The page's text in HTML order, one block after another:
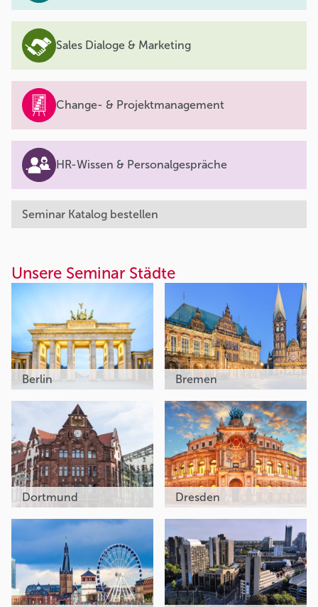
Sales Dialoge & Marketing
Change- & Projektmanagement
HR-Wissen & Personalgespräche
Seminar Katalog bestellen
Unsere Seminar Städte
Berlin Bremen
Dortmund Dresden